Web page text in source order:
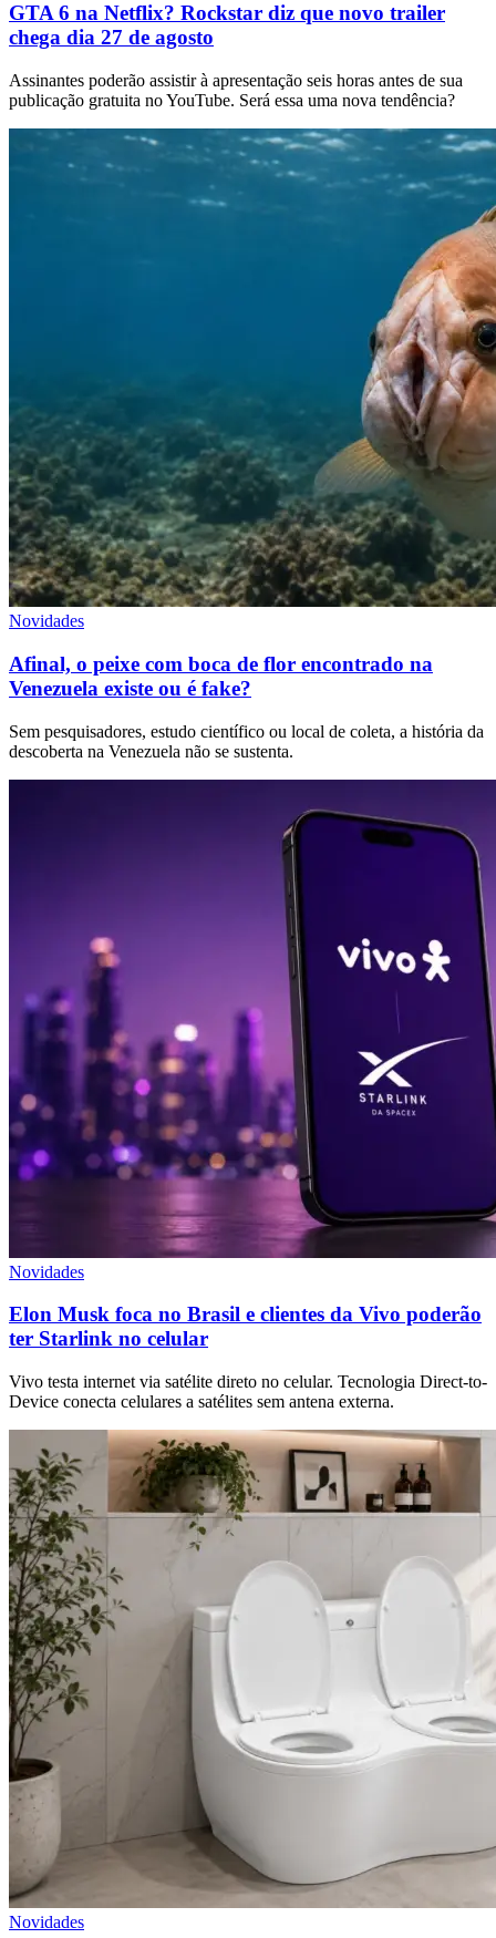
GTA 6 na Netflix? Rockstar diz que novo trailer
chega dia 27 de agosto
Assinantes poderão assistir à apresentação seis horas antes de sua
publicação gratuita no YouTube. Será essa uma nova tendência?
Novidades
Afinal, o peixe com boca de flor encontrado na
Venezuela existe ou é fake?
Sem pesquisadores, estudo científico ou local de coleta, a história da
descoberta na Venezuela não se sustenta.
Novidades
Elon Musk foca no Brasil e clientes da Vivo poderão
ter Starlink no celular
Vivo testa internet via satélite direto no celular. Tecnologia Direct-to-
Device conecta celulares a satélites sem antena externa.
Novidades